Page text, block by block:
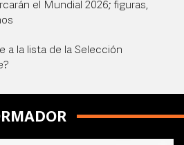
el Mundial 2026; figuras,
a la lista de la Selección